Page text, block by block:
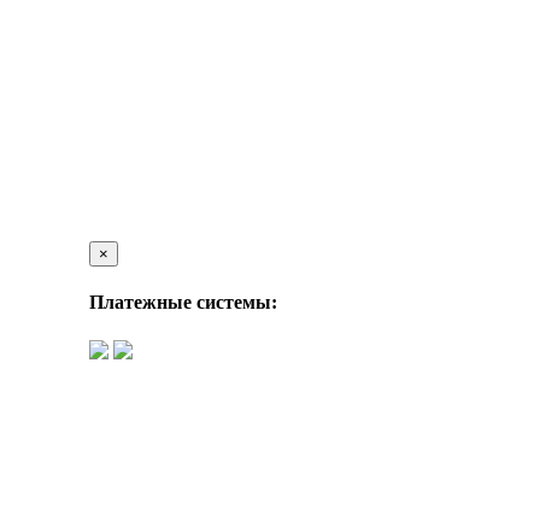
×
Платежные системы: